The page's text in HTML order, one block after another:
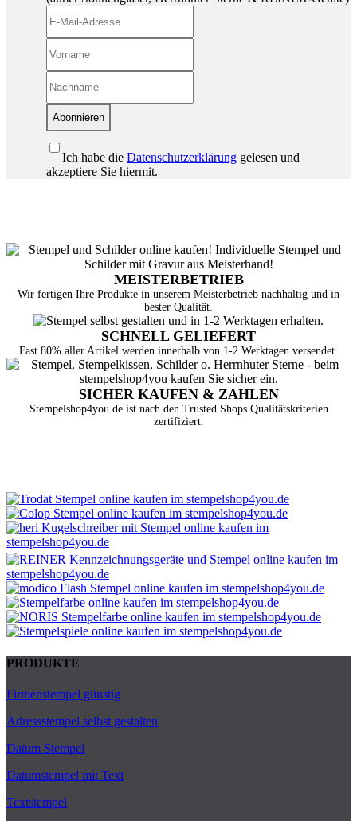
Abonnieren
Ich habe die Datenschutzerklärung gelesen und
akzeptiere Sie hiermit.
MEISTERBETRIEB
Wir fertigen Ihre Produkte in unserem Meisterbetrieb nachhaltig und in
bester Qualität.
SCHNELL GELIEFERT
Fast 80% aller Artikel werden innerhalb von 1-2 Werktagen versendet.
SICHER KAUFEN & ZAHLEN
Stempelshop4you.de ist nach den Trusted Shops Qualitätskriterien
zertifiziert.
PRODUKTE
Firmenstempel günstig
Adressstempel selbst gestalten
Datum Stempel
Datumstempel mit Text
Textstempel